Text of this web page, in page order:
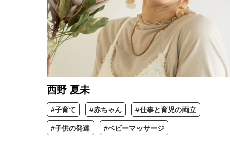
西野 夏未
#子育て #赤ちゃん #仕事と育児の両立
#子供の発達 #ベビーマッサージ